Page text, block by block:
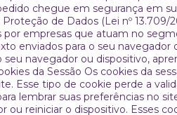
chegue em segurança em
Proteção de Dados (Lei nº
por empresas que atuam no
enviados para o seu
navegador ou dispositivo,
da Sessão Os cookies da
Esse tipo de cookie perde a
lembrar suas preferências no
reiniciar o dispositivo. Esses